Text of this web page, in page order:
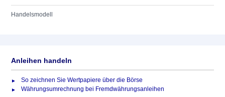
Handelsmodell
Anleihen handeln
So zeichnen Sie Wertpapiere über die Börse
Währungsumrechnung bei Fremdwährungsanleihen